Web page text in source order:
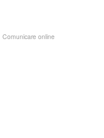
Comunicare online